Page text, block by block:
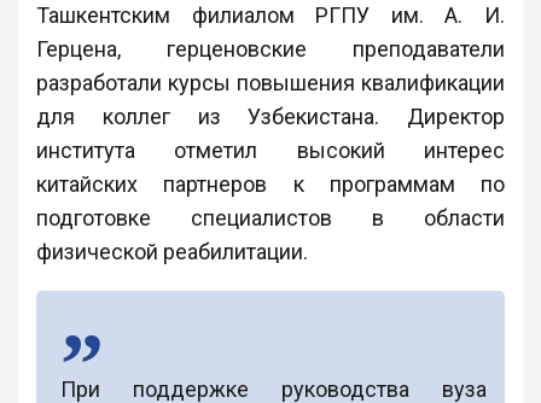
Ташкентским филиалом РГПУ им. А. И.
Герцена, герценовские преподаватели
разработали курсы повышения квалификации
для коллег из Узбекистана. Директор
института отметил высокий интерес
китайских партнеров к программам по
подготовке специалистов в области
физической реабилитации.
При поддержке руководства вуза